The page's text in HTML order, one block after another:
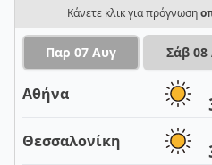
Κάνετε κλικ για πρόγνωση
Παρ 07 Αυγ Σάβ 08
Αθήνα
Θεσσαλονίκη